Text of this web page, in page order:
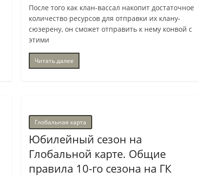
После того как клан-вассал накопит достаточное
количество ресурсов для отправки их клану-
сюзерену, он сможет отправить к нему конвой с
этими
Читать далее
Глобальная карта
Юбилейный сезон на
Глобальной карте. Общие
правила 10-го сезона на ГК